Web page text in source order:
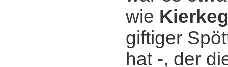
wie
giftiger
hat -, der